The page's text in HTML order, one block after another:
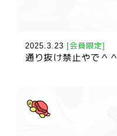
2025.3.23 [会員限定]
通り抜け禁止やで＾＾